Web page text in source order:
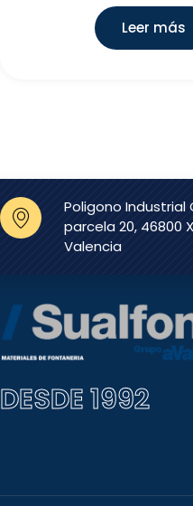
Leer más
Poligono Industrial
parcela 20, 46800
Valencia
DESDE 1992